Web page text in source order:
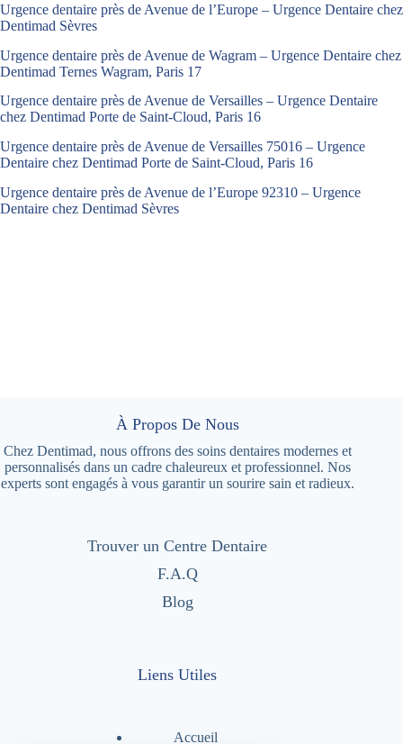
Urgence dentaire près de Avenue de l’Europe – Urgence Dentaire chez
Dentimad Sèvres
Urgence dentaire près de Avenue de Wagram – Urgence Dentaire chez
Dentimad Ternes Wagram, Paris 17
Urgence dentaire près de Avenue de Versailles – Urgence Dentaire
chez Dentimad Porte de Saint-Cloud, Paris 16
Urgence dentaire près de Avenue de Versailles 75016 – Urgence
Dentaire chez Dentimad Porte de Saint-Cloud, Paris 16
Urgence dentaire près de Avenue de l’Europe 92310 – Urgence
Dentaire chez Dentimad Sèvres
À Propos De Nous
Chez Dentimad, nous offrons des soins dentaires modernes et
personnalisés dans un cadre chaleureux et professionnel. Nos
experts sont engagés à vous garantir un sourire sain et radieux.
Trouver un Centre Dentaire
F.A.Q
Blog
Liens Utiles
Accueil